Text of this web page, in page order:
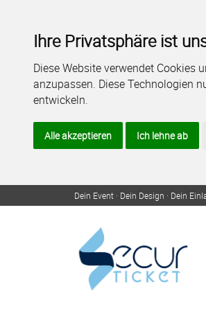
Ihre Privatsphäre ist
Diese Website verwendet Cookies
anzupassen. Diese Technologien
entwickeln.
Alle akzeptieren Ich lehne ab
Dein Event · Dein Design · Dein
Produkte FAQ